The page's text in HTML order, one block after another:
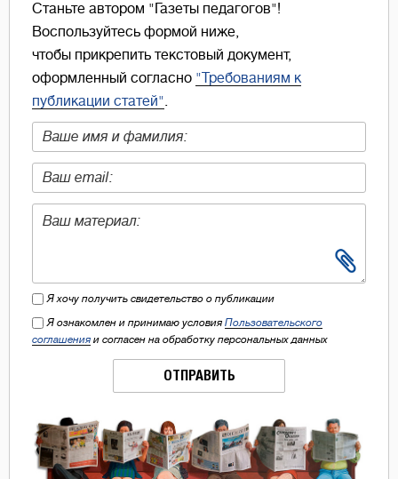
Станьте автором "Газеты педагогов"!
Воспользуйтесь формой ниже,
чтобы прикрепить текстовый документ,
оформленный согласно "Требованиям к
публикации статей".
Я хочу получить свидетельство о публикации
Я ознакомлен и принимаю условия Пользовательского
соглашения и согласен на обработку персональных данных
ОТПРАВИТЬ